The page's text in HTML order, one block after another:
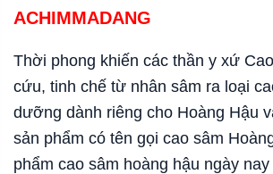
ACHIMMADANG
Thời phong khiến các thần y xứ
cứu, tinh chế từ nhân sâm ra loại
dưỡng dành riêng cho Hoàng Hậu
sản phẩm có tên gọi cao sâm
phẩm cao sâm hoàng hậu ngày